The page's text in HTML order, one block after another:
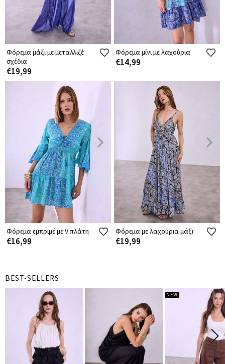
Φόρεμα μάξι με μεταλλιζέ
σχέδια
€19,99
Φόρεμα μίνι με λαχούρια
€14,99
Φόρεμα εμπριμέ με V πλάτη
€16,99
Φόρεμα με λαχούρια μάξι
€19,99
BEST-SELLERS
NEW